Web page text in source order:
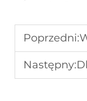
Poprzedni:
Następny: